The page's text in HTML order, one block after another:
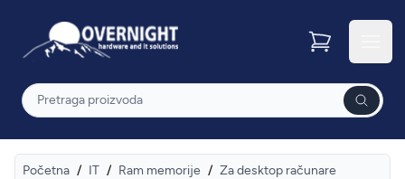
Overnight
Pretraga
Početna / IT / Ram memorije / Za desktop računare